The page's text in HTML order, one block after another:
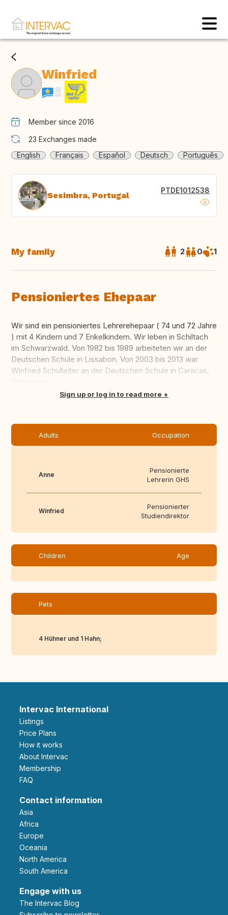
Winfried
Member since 2016
23 Exchanges made
English
Français Español Deutsch Português
Sesimbra, Portugal PTDE1012538
My family 2 0 1
Pensioniertes Ehepaar
Wir sind ein pensioniertes Lehrerehepaar ( 74 und 72 Jahre
) mit 4 Kindern und 7 Enkelkindern. Wir leben in Schiltach
im Schwarzwald. Von 1982 bis 1989 arbeiteten wir an der
Deutschen Schule in Lissabon. Von 2003 bis 2013 war
Winfried Schulleiter an der Deutschen Schule in Caracas,
Translate thisSign up or log in to read more
Adults Occupation
Anne
Pensionierte
Lehrerin GHS
Winfried
Pensionierter
Studiendirektor
Children Age
Pets
4 Hühner und 1 Hahn;
Intervac International
Listings
Price Plans
How it works
About Intervac
Membership
FAQ
Contact information
Asia
Africa
Europe
Oceania
North America
South America
Engage with us
The Intervac Blog